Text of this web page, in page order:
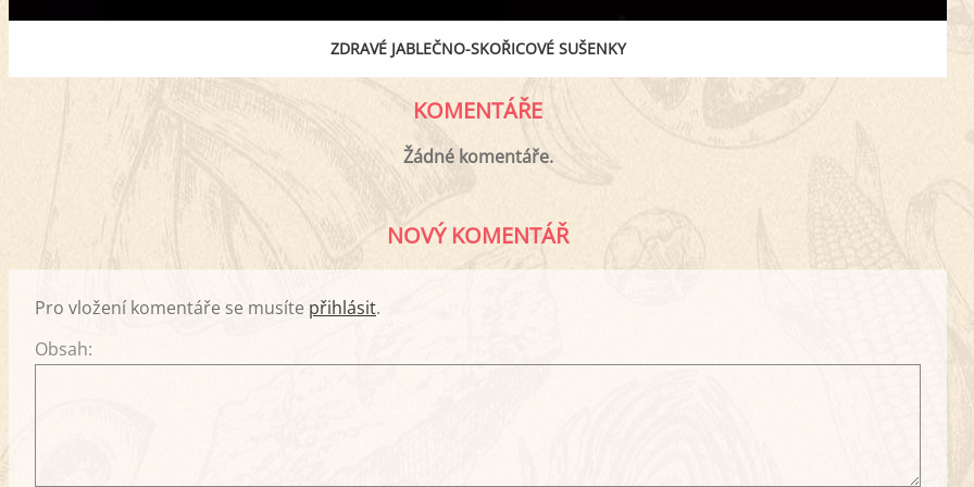
ZDRAVÉ JABLEČNO-SKOŘICOVÉ SUŠENKY
KOMENTÁŘE
Žádné komentáře.
NOVÝ KOMENTÁŘ
Pro vložení komentáře se musíte přihlásit.
Obsah: